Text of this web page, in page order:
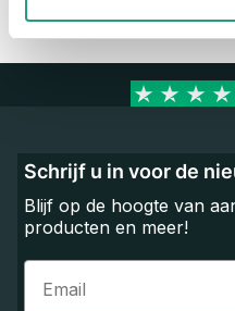
Schrijf u in voor de
Blijf op de hoogte van
producten en meer!
Email